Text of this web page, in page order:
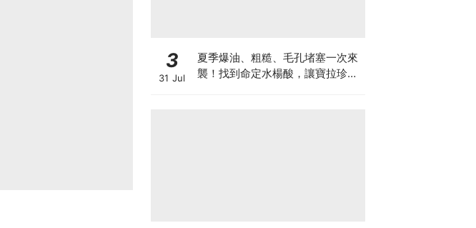
3
31 Jul
夏季爆油、粗糙、毛孔堵塞一次來
襲！找到命定水楊酸，讓寶拉珍選